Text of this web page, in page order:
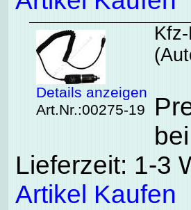
Details anzeigen
Art.Nr.:00275-19
Lieferzeit: 1-3
Artikel Kaufen